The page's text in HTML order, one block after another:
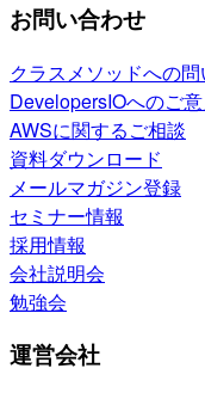
お問い合わせ
クラスメソッドへの
DevelopersIOへのご
AWSに関するご相談
資料ダウンロード
メールマガジン登録
セミナー情報
採用情報
会社説明会
勉強会
運営会社